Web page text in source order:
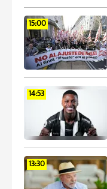
15:00
14:53
13:30